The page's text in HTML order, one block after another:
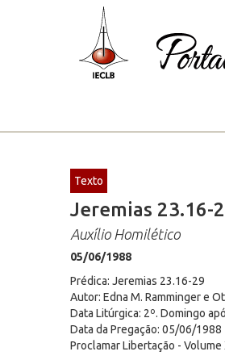
Texto
Jeremias 23.16-
Auxílio Homilético
05/06/1988
Prédica: Jeremias 23.16-29
Autor: Edna M. Ramminger e
Data Litúrgica: 2º. Domingo
Data da Pregação: 05/06/1988
Proclamar Libertação - Volume